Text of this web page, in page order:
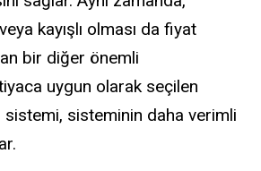
kayışlı olması da fiyat
bir diğer önemli
uygun olarak seçilen
sistemi, sisteminin daha verimli